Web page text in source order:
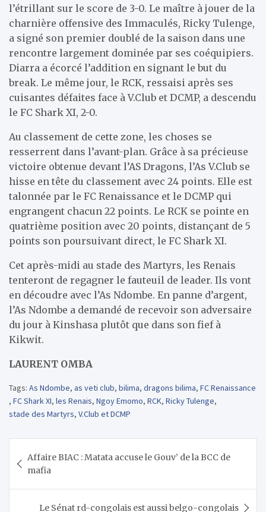
l’étrillant sur le score de 3-0. Le maître à jouer de la
charnière offensive des Immaculés, Ricky Tulenge,
a signé son premier doublé de la saison dans une
rencontre largement dominée par ses coéquipiers.
Diarra a écorcé l’addition en signant le but du
break. Le même jour, le RCK, ressaisi après ses
cuisantes défaites face à V.Club et DCMP, a descendu
le FC Shark XI, 2-0.
Au classement de cette zone, les choses se
resserrent dans l’avant-plan. Grâce à sa précieuse
victoire obtenue devant l’AS Dragons, l’As V.Club se
hisse en tête du classement avec 24 points. Elle est
talonnée par le FC Renaissance et le DCMP qui
engrangent chacun 22 points. Le RCK se pointe en
quatrième position avec 20 points, distançant de 5
points son poursuivant direct, le FC Shark XI.
Cet après-midi au stade des Martyrs, les Renais
tenteront de regagner le fauteuil de leader. Ils vont
en découdre avec l’As Ndombe. En panne d’argent,
l’As Ndombe a demandé de recevoir son adversaire
du jour à Kinshasa plutôt que dans son fief à
Kikwit.
LAURENT OMBA
Tags: As Ndombe, as veti club, bilima, dragons bilima, FC Renaissance
, FC Shark XI, les Renais, Ngoy Emomo, RCK, Ricky Tulenge,
stade des Martyrs, V.Club et DCMP
de
l’article
Affaire BIAC : Matata accuse le Gouv’ de la BCC de
mafia
Le Sénat rd-congolais est aussi belgo-congolais